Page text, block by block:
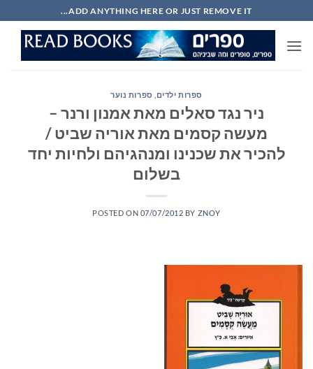
to
content
ADD ANYTHING HERE OR JUST REMOVE IT...
ספרות ילדים ספרות נוער
ניר נגד סאלים מאת אמנון ורנר –
מעשה קסמים מאת אוריה שביט /
להכיר את שכנינו ומנהגיהם ולחיות יחד
בשלום
POSTED ON 07/07/2012 BY ZNOY